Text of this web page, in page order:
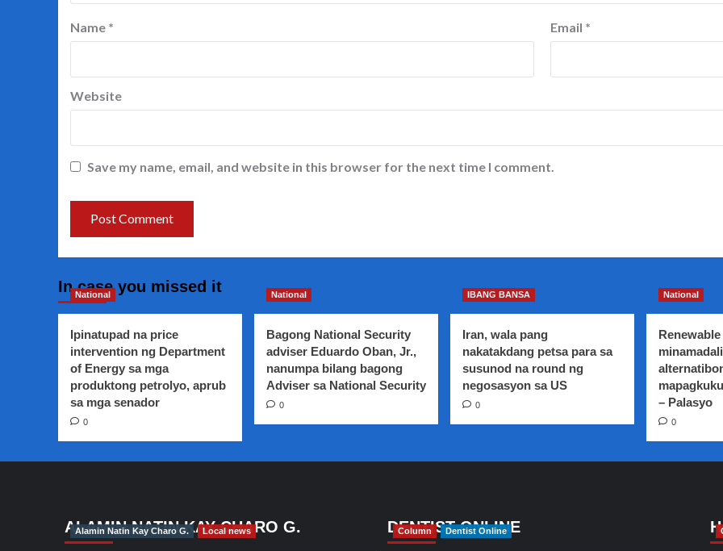
Name * Email *
Website
Save my name, email, and website in this browser for the next time I comment.
In case you missed it
National
Ipinatupad na price
intervention ng Department
of Energy sa mga
produktong petrolyo, aprub
sa mga senador
0
National
Bagong National Security
adviser Eduardo Oban, Jr.,
nanumpa bilang bagong
Adviser sa National Security
0
IBANG BANSA
Iran, wala pang
nakatakdang petsa para sa
susunod na round ng
negosasyon sa US
0
National
– Palasyo
0
ALAMIN NATIN KAY CHARO G.
Alamin Natin Kay Charo G. Local news DENTIST ONLINE
Column Dentist Online